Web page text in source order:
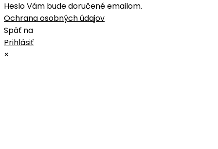
Heslo Vám bude doručené emailom.
Ochrana osobných údajov
Späť na
Prihlásiť
×